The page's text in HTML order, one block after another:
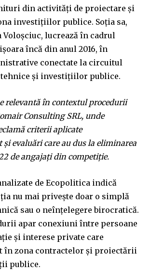
din activități de proiectare și
investițiilor publice. Soția sa,
Voloșciuc, lucrează în cadrul
încă din anul 2016, în
conectate la circuitul
și investițiilor publice.
relevantă în contextul procedurii
Consulting SRL, unde
criterii aplicate
evaluări care au dus la eliminarea
de angajați din competiție.
de Ecopolitica indică
nu mai privește doar o simplă
sau o neînțelegere birocratică.
apar conexiuni între persoane
și interese private care
în zona contractelor și proiectării
publice.